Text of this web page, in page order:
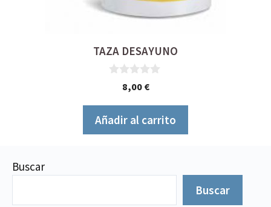
TAZA DESAYUNO
8,00 €
Añadir al carrito
Buscar
Buscar